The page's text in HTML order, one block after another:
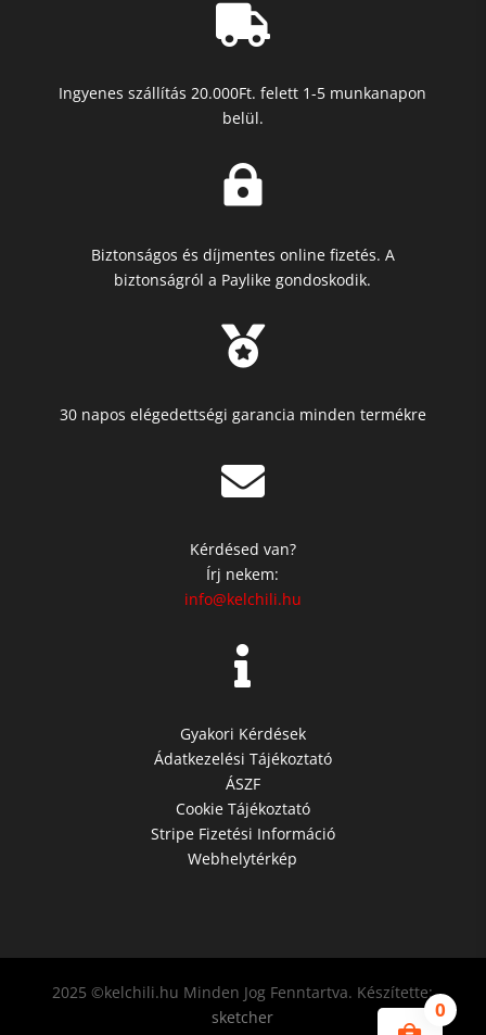
0

Ingyenes szállítás 20.000Ft. felett 1-5 munkanapon
belül.

Biztonságos és díjmentes online fizetés. A
biztonságról a Paylike gondoskodik.

30 napos elégedettségi garancia minden termékre

Kérdésed van?
Írj nekem:
info@kelchili.hu

Gyakori Kérdések
Ádatkezelési Tájékoztató
ÁSZF
Cookie Tájékoztató
Stripe Fizetési Információ
Webhelytérkép
2025 ©kelchili.hu Minden Jog Fenntartva. Készítette:
sketcher